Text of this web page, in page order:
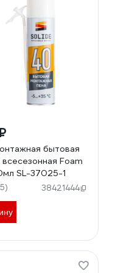
бытовая
всесезонная Foam
SL-37025-1
38421444